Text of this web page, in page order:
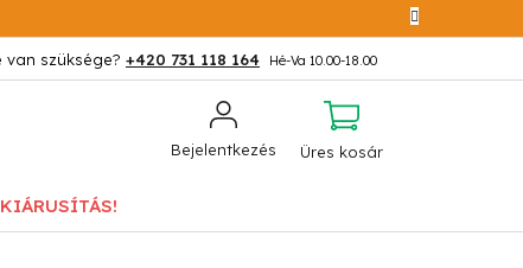
+420 731 118 164
Bejelentkezés KOSÁR
Üres kosár
KIÁRUSÍTÁS!